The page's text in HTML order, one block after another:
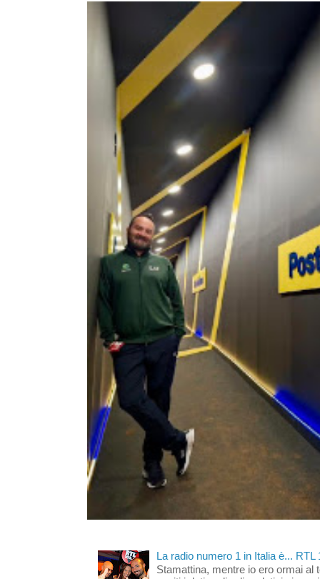
La radio numero 1 in Italia è... RTL
Stamattina, mentre io ero ormai al